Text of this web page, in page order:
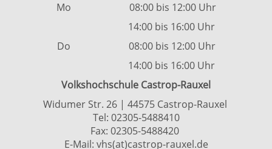
Mo 08:00 bis 12:00 Uhr
14:00 bis 16:00 Uhr
Do 08:00 bis 12:00 Uhr
14:00 bis 16:00 Uhr
Volkshochschule Castrop-Rauxel
Widumer Str. 26 | 44575 Castrop-Rauxel
Tel: 02305-5488410
Fax: 02305-5488420
E-Mail: vhs(at)castrop-rauxel.de